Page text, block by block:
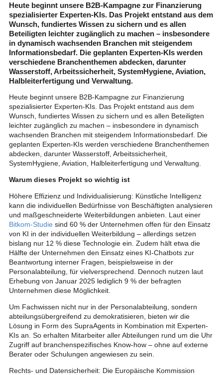
Heute beginnt unsere B2B-Kampagne zur Finanzierung
spezialisierter Experten-KIs. Das Projekt entstand aus dem
Wunsch, fundiertes Wissen zu sichern und es allen
Beteiligten leichter zugänglich zu machen – insbesondere
in dynamisch wachsenden Branchen mit steigendem
Informationsbedarf. Die geplanten Experten-KIs werden
verschiedene Branchenthemen abdecken, darunter
Wasserstoff, Arbeitssicherheit, SystemHygiene, Aviation,
Halbleiterfertigung und Verwaltung.
Heute beginnt unsere B2B-Kampagne zur Finanzierung
spezialisierter Experten-KIs. Das Projekt entstand aus dem
Wunsch, fundiertes Wissen zu sichern und es allen Beteiligten
leichter zugänglich zu machen – insbesondere in dynamisch
wachsenden Branchen mit steigendem Informationsbedarf. Die
geplanten Experten-KIs werden verschiedene Branchenthemen
abdecken, darunter Wasserstoff, Arbeitssicherheit,
SystemHygiene, Aviation, Halbleiterfertigung und Verwaltung.
Warum dieses Projekt so wichtig ist
Höhere Effizienz und Individualisierung: Künstliche Intelligenz
kann die individuellen Bedürfnisse von Beschäftigten analysieren
und maßgeschneiderte Weiterbildungen anbieten. Laut einer
Bitkom-Studie sind 60 % der Unternehmen offen für den Einsatz
von KI in der individuellen Weiterbildung – allerdings setzen
bislang nur 12 % diese Technologie ein. Zudem hält etwa die
Hälfte der Unternehmen den Einsatz eines KI-Chatbots zur
Beantwortung interner Fragen, beispielsweise in der
Personalabteilung, für vielversprechend. Dennoch nutzen laut
Erhebung von Januar 2025 lediglich 9 % der befragten
Unternehmen diese Möglichkeit.
Um Fachwissen nicht nur in der Personalabteilung, sondern
abteilungsübergreifend zu demokratisieren, bieten wir die
Lösung in Form des SupraAgents in Kombination mit Experten-
KIs an. So erhalten Mitarbeiter aller Abteilungen rund um die Uhr
Zugriff auf branchenspezifisches Know-how – ohne auf externe
Berater oder Schulungen angewiesen zu sein.
Rechts- und Datensicherheit: Die Europäische Kommission